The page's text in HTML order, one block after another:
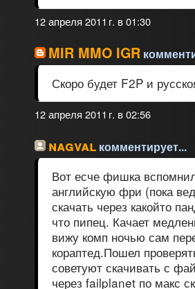
12 апреля 2011 г. в 01:30
MIR MMO IGR
Скоро будет F2P и
12 апреля 2011 г. в 02:56
nagval комментирует...
Вот есче фишка
английскую фри (пока
скачать через какойто
что пипец. Качает
вижу комп ночью сам
кораптед.Пошел
советуют скачивать с
через failplanet по макс